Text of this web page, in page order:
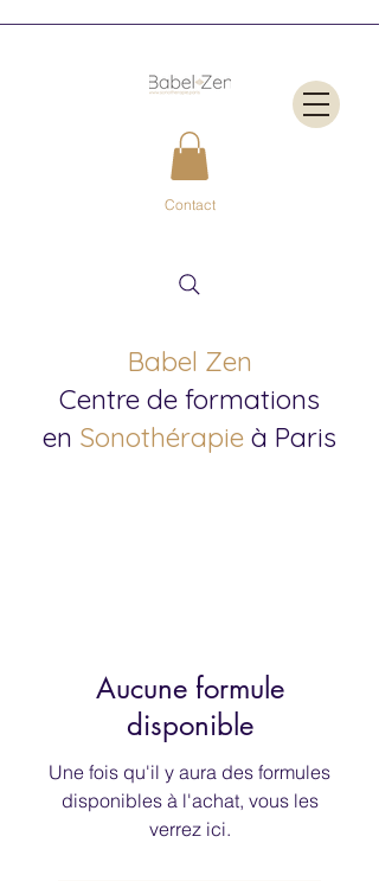
Babel Zen
Centre de formations
en Sonothérapie à Paris
Contact
Aucune formule
disponible
Une fois qu'il y aura des formules
disponibles à l'achat, vous les
verrez ici.